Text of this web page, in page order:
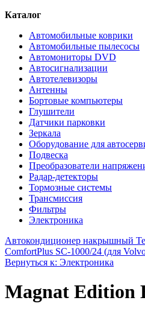
Каталог
Автомобильные коврики
Автомобильные пылесосы
Автомониторы DVD
Автосигнализации
Автотелевизоры
Антенны
Бортовые компьютеры
Глушители
Датчики парковки
Зеркала
Оборудование для
Подвеска
Преобразователи
Радар-детекторы
Тормозные системы
Трансмиссия
Фильтры
Электроника
Автокондиционер накрышный
ComfortPlus SС-1000/24 (для
Вернуться к: Электроника
Magnat Edition